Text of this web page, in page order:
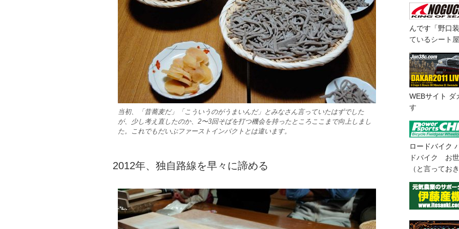
当初、「昔蕎麦だ」「こういうのがうまいんだ」とみなさん言っていたはずでした
が、少し考え直したのか、2〜3回そばを打つ機会を持ったところここまで向上しまし
た。これでもだいぶファーストインパクトとは違います。
2012年、独自路線を早々に諦める
んです「野口
ているシート
WEBサイト ダ
す
ロードバイク
ドバイク お
（と言ってお